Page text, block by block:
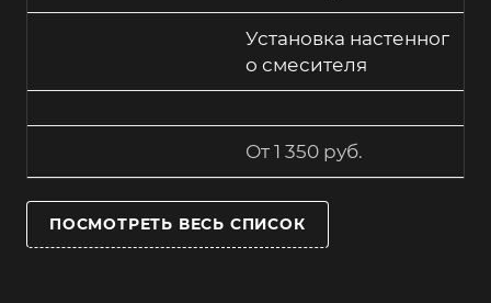
Установка настенног
о смесителя
От 1 350 руб.
ПОСМОТРЕТЬ ВЕСЬ СПИСОК